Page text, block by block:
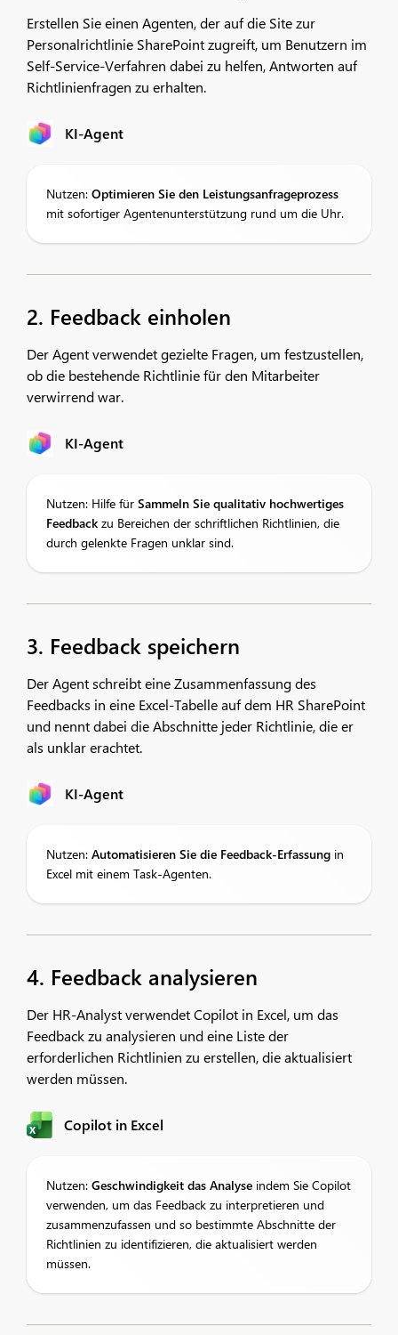
Erstellen Sie einen Agenten, der auf die Site zur
Personalrichtlinie SharePoint zugreift, um Benutzern im
Self-Service-Verfahren dabei zu helfen, Antworten auf
Richtlinienfragen zu erhalten.
KI-Agent
Nutzen: Optimieren Sie den Leistungsanfrageprozess
mit sofortiger Agentenunterstützung rund um die Uhr.
2. Feedback einholen
Der Agent verwendet gezielte Fragen, um festzustellen,
ob die bestehende Richtlinie für den Mitarbeiter
verwirrend war.
KI-Agent
Nutzen: Hilfe für Sammeln Sie qualitativ hochwertiges
Feedback zu Bereichen der schriftlichen Richtlinien, die
durch gelenkte Fragen unklar sind.
3. Feedback speichern
Der Agent schreibt eine Zusammenfassung des
Feedbacks in eine Excel-Tabelle auf dem HR SharePoint
und nennt dabei die Abschnitte jeder Richtlinie, die er
als unklar erachtet.
KI-Agent
Nutzen: Automatisieren Sie die Feedback-Erfassung in
Excel mit einem Task-Agenten.
4. Feedback analysieren
Der HR-Analyst verwendet Copilot in Excel, um das
Feedback zu analysieren und eine Liste der
erforderlichen Richtlinien zu erstellen, die aktualisiert
werden müssen.
Copilot in Excel
Nutzen: Geschwindigkeit das Analyse indem Sie Copilot
verwenden, um das Feedback zu interpretieren und
zusammenzufassen und so bestimmte Abschnitte der
Richtlinien zu identifizieren, die aktualisiert werden
müssen.